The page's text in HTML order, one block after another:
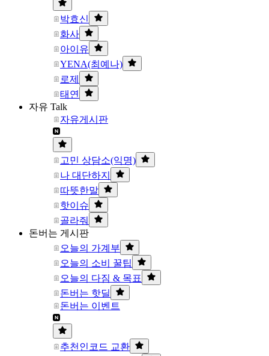
박효신
화사
아이유
YENA(최예나)
로제
태연
자유 Talk
자유게시판
고민 상담소(익명)
나 대단하지
따뜻한말
핫이슈
골라줘
돈버는 게시판
오늘의 가계부
오늘의 소비 꿀팁
오늘의 다짐 & 목표
돈버는 핫딜
돈버는 이벤트
추천인코드 교환